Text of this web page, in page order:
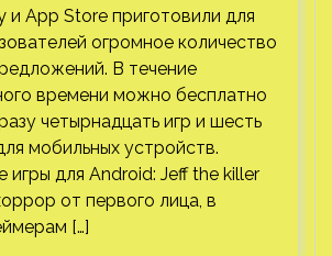
и App Store приготовили для
огромное количество
В течение
времени можно бесплатно
четырнадцать игр и шесть
мобильных устройств.
игры для Android: Jeff the killer
от первого лица, в
[…]